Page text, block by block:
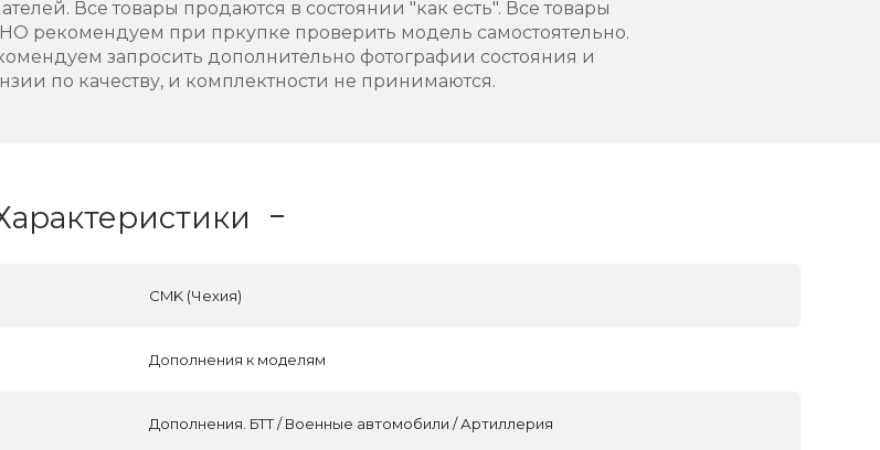
Все товары продаются в состоянии "как есть". Все товары
рекомендуем при пркупке проверить модель самостоятельно.
запросить дополнительно фотографии состояния и
по качеству, и комплектности не принимаются.
CMK (Чехия)
Дополнения к моделям
Дополнения. БТТ / Военные автомобили / Артиллерия